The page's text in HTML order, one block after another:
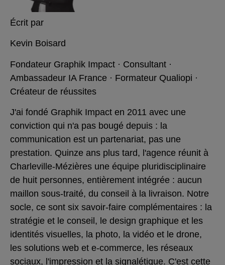
Écrit par
Kevin Boisard
Fondateur Graphik Impact · Consultant ·
Ambassadeur IA France · Formateur Qualiopi ·
Créateur de réussites
J'ai fondé Graphik Impact en 2011 avec une
conviction qui n'a pas bougé depuis : la
communication est un partenariat, pas une
prestation. Quinze ans plus tard, l'agence réunit à
Charleville-Mézières une équipe pluridisciplinaire
de huit personnes, entièrement intégrée : aucun
maillon sous-traité, du conseil à la livraison. Notre
socle, ce sont six savoir-faire complémentaires : la
stratégie et le conseil, le design graphique et les
identités visuelles, la photo, la vidéo et le drone,
les solutions web et e-commerce, les réseaux
sociaux, l'impression et la signalétique. C'est cette